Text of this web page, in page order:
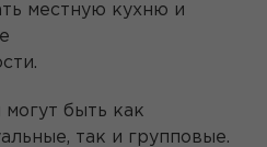
местную кухню и
быть как
так и групповые.